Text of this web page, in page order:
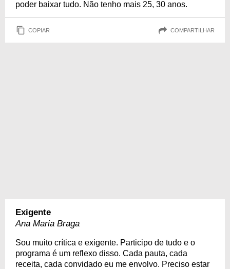
poder baixar tudo. Não tenho mais 25, 30 anos.
COPIAR COMPARTILHAR
Exigente
Ana Maria Braga
Sou muito crítica e exigente. Participo de tudo e o
programa é um reflexo disso. Cada pauta, cada
receita, cada convidado eu me envolvo. Preciso estar